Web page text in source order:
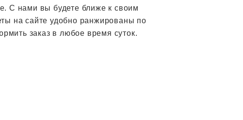
С нами вы будете ближе к своим
на сайте удобно ранжированы по
заказ в любое время суток.